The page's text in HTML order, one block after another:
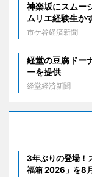
神楽坂にスムー
ムリエ経験生か
市ケ谷経済新聞
経堂の豆腐ドー
ーを提供
経堂経済新聞
3年ぶりの登場！
福箱 2026」を8